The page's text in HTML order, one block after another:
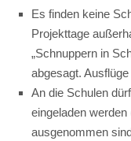
Es finden keine
Projekttage
„Schnuppern in
abgesagt.
An die Schulen
eingeladen
ausgenommen